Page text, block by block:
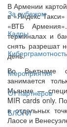
За рубежом
Кадры
Киберграмотность
Мероприятия
От партнёров
БЛОГИ
В Армении
в «Яндекс
«ВТБ
терминалах и
снять разрешат
день.
Во Вьетнаме
занимается
Мьянме —
MIR cards only.
в отдельных
Лаосе и